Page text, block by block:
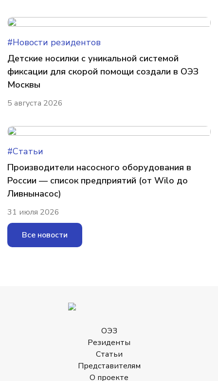
#Новости резидентов
Детские носилки с уникальной системой
фиксации для скорой помощи создали в ОЭЗ
Москвы
5 августа 2026
#Статьи
Производители насосного оборудования в
России — список предприятий (от Wilo до
Ливнынасос)
31 июля 2026
Все новости
ОЭЗ
Резиденты
Статьи
Представителям
О проекте